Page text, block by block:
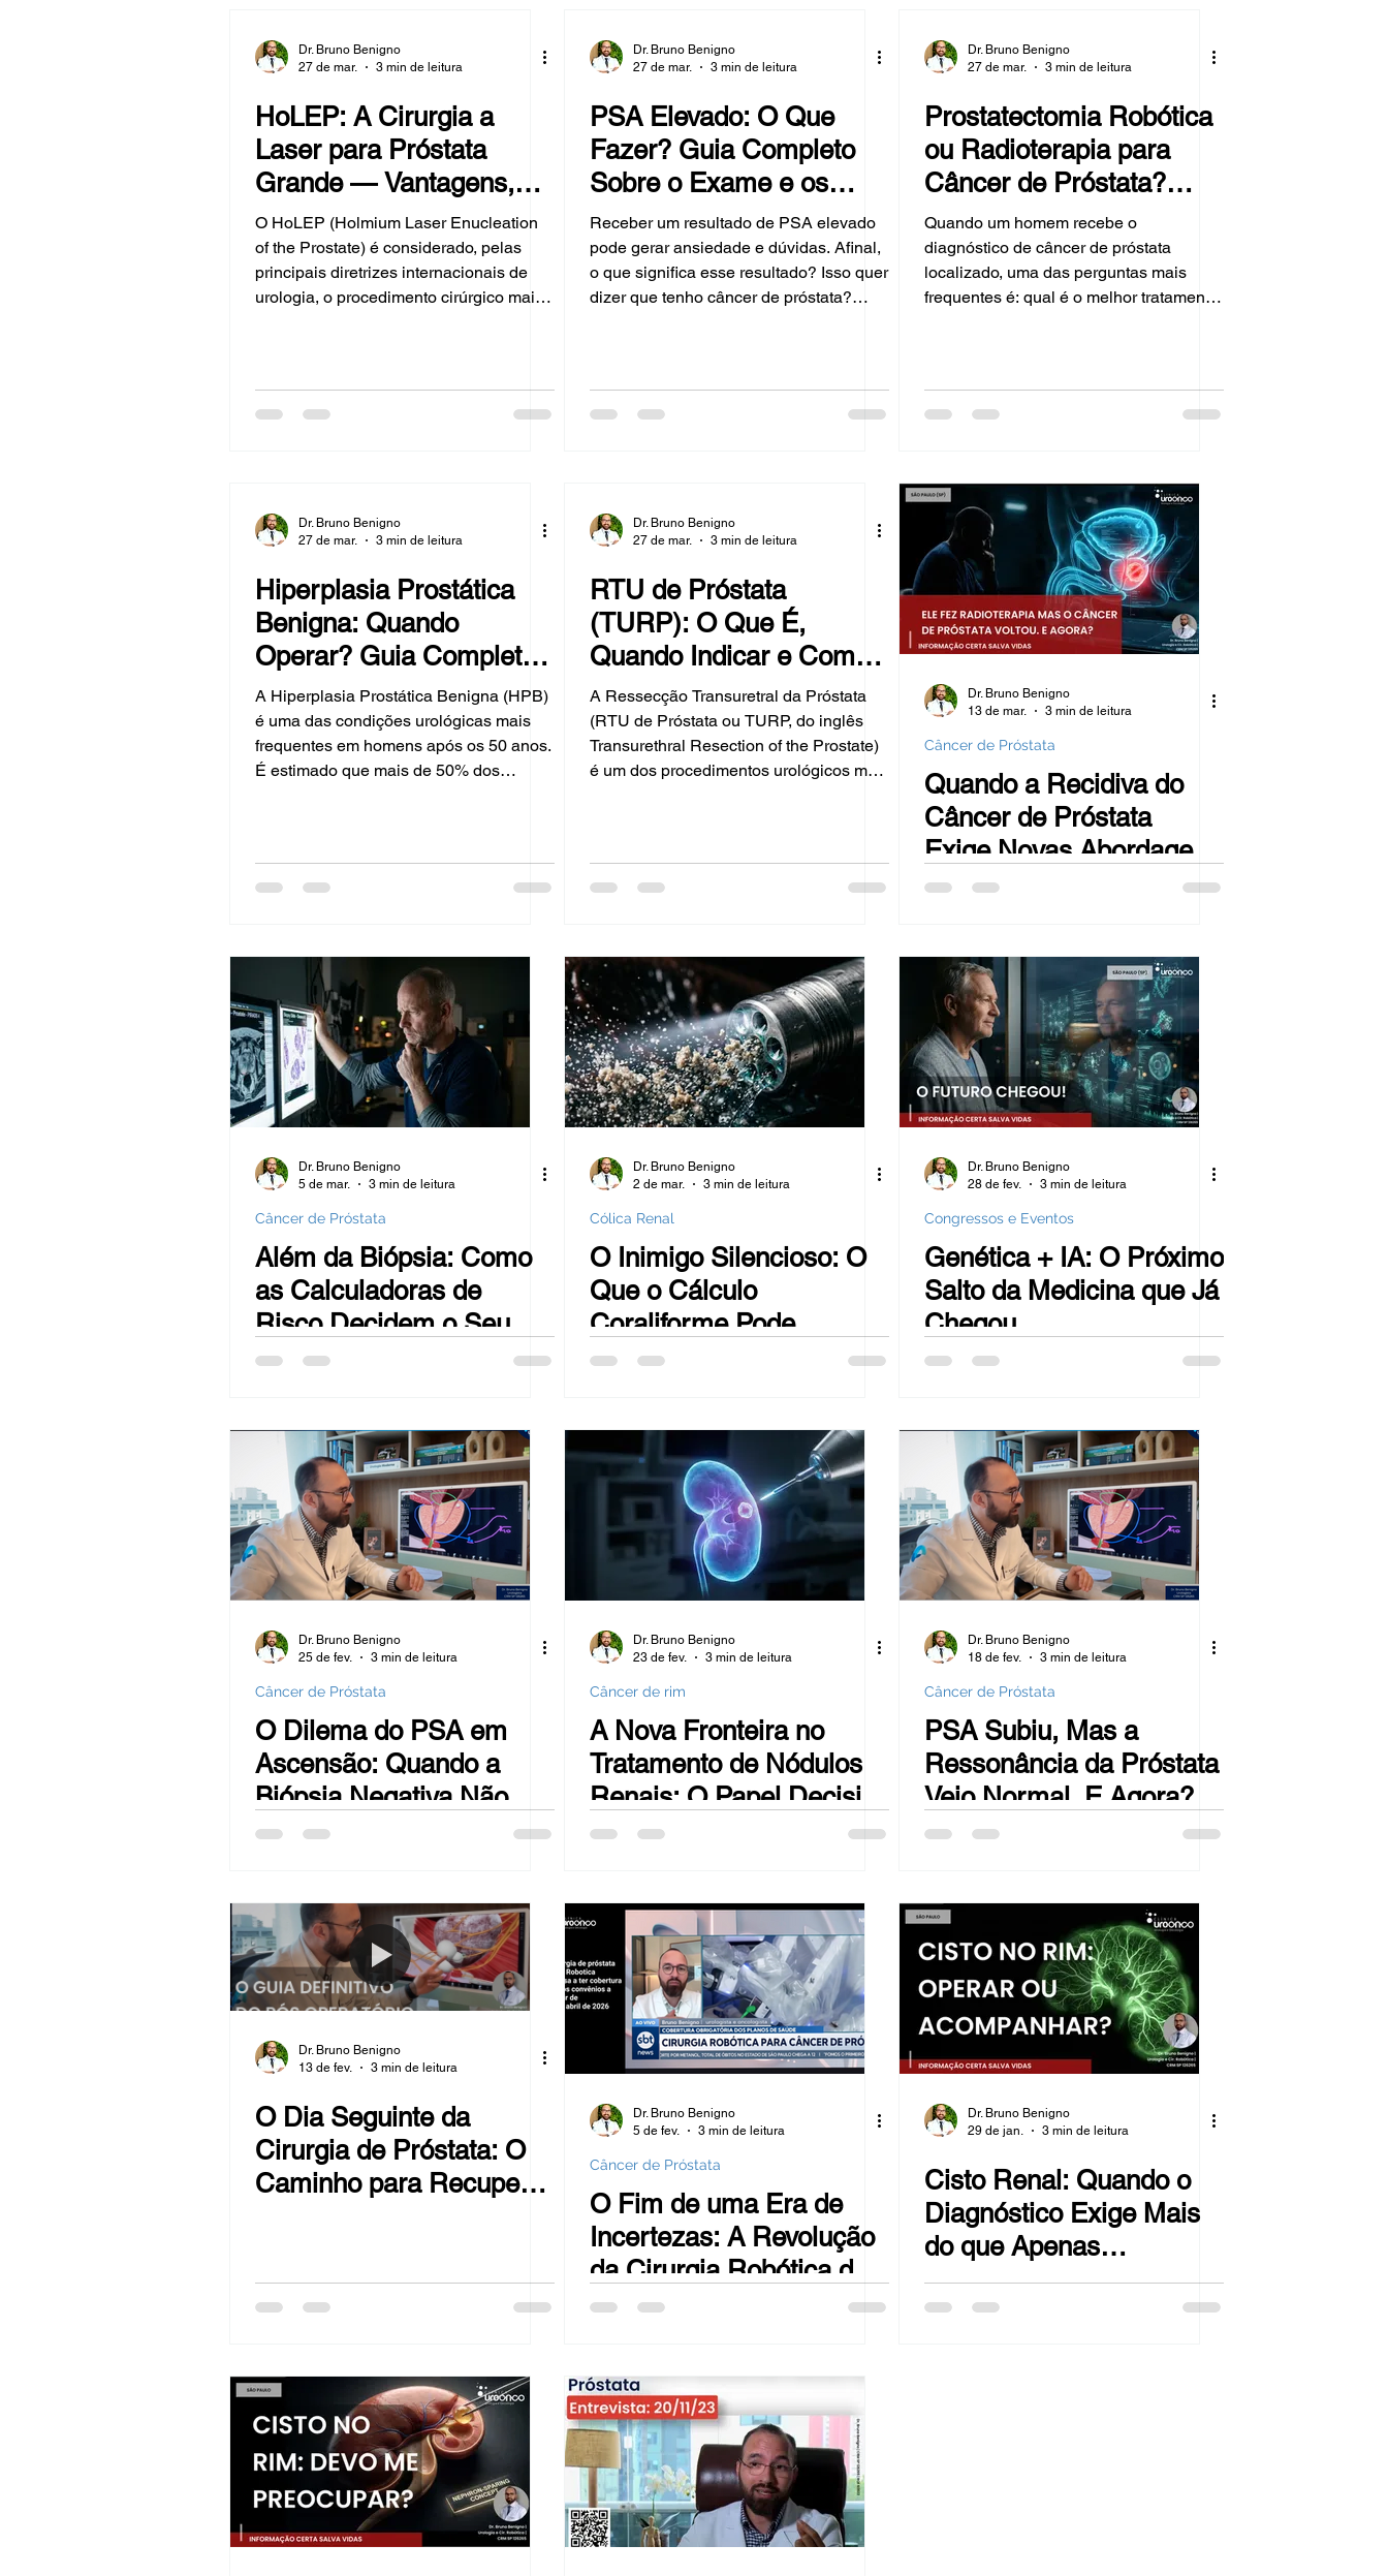
Reversão de Vasectomia imunoterapia Câncer de rim
Dr. Bruno Benigno
27 de mar.
3 min de leitura
HoLEP: A Cirurgia a
Laser para Próstata
Grande — Vantagens,
Indicações e
Comparação com o
Rezum
O HoLEP (Holmium Laser Enucleation
of the Prostate) é considerado, pelas
principais diretrizes internacionais de
urologia, o procedimento cirúrgico mais
próstata. Neste artigo, o Dr. Bruno
Benigno, urologista especializado em
compara com o Rezum. O Que é o
Dr. Bruno Benigno
27 de mar.
3 min de leitura
PSA Elevado: O Que
Fazer? Guia Completo
Sobre o Exame e os
Próximos Passos
Receber um resultado de PSA elevado
pode gerar ansiedade e dúvidas. Afinal,
o que significa esse resultado? Isso quer
dizer que tenho câncer de próstata?
em São Paulo, responde as dúvidas
mais frequentes sobre o PSA de forma
próstata. Sua principal fu
Dr. Bruno Benigno
27 de mar.
3 min de leitura
Prostatectomia Robótica
ou Radioterapia para
Câncer de Próstata?
Entenda as Diferenças
Quando um homem recebe o
diagnóstico de câncer de próstata
localizado, uma das perguntas mais
frequentes é: qual é o melhor tratamento
urologista especializado em cirurgia
robótica e uro-oncologia em São Paulo,
científica. Visão Geral dos Dois
Tratamentos A Prostatectomia Radical
Robótica (PRR) con
Dr. Bruno Benigno
27 de mar.
3 min de leitura
Hiperplasia Prostática
Benigna: Quando
Operar? Guia Completo
para Pacientes
A Hiperplasia Prostática Benigna (HPB)
é uma das condições urológicas mais
frequentes em homens após os 50 anos.
É estimado que mais de 50% dos
urinários são graves o suficiente para
justificar uma cirurgia? O Dr. Bruno
responde essa dúvida tão comum. O
Que é a Hiperplasia Prostática Benigna?
A próstata é u
Dr. Bruno Benigno
27 de mar.
3 min de leitura
RTU de Próstata
(TURP): O Que É,
Quando Indicar e Como
Funciona
A Ressecção Transuretral da Próstata
(RTU de Próstata ou TURP, do inglês
Transurethral Resection of the Prostate)
é um dos procedimentos urológicos mais
Benigno, urologista especializado em
cirurgia minimamente invasiva, explica
resultados esperados. O Que é a RTU
de Próstata? A RTU de Próstata é um
proc
Dr. Bruno Benigno
13 de mar.
3 min de leitura
Câncer de Próstata
Quando a Recidiva do
Câncer de Próstata
Exige Novas Abordagens
em Cirurgia Robótica
Dr. Bruno Benigno
5 de mar.
3 min de leitura
Câncer de Próstata
Além da Biópsia: Como
as Calculadoras de
Risco Decidem o Seu
Futuro
Dr. Bruno Benigno
2 de mar.
3 min de leitura
Cólica Renal
O Inimigo Silencioso: O
Que o Cálculo
Coraliforme Pode
Ensinar Sobre a
Dr. Bruno Benigno
28 de fev.
3 min de leitura
Congressos e Eventos
Genética + IA: O Próximo
Salto da Medicina que Já
Chegou
Dr. Bruno Benigno
25 de fev.
3 min de leitura
Câncer de Próstata
O Dilema do PSA em
Ascensão: Quando a
Biópsia Negativa Não é a
Resposta Final
Dr. Bruno Benigno
23 de fev.
3 min de leitura
Câncer de rim
A Nova Fronteira no
Tratamento de Nódulos
Renais: O Papel Decisivo
da Tecnologia Robótica
Dr. Bruno Benigno
18 de fev.
3 min de leitura
Câncer de Próstata
PSA Subiu, Mas a
Ressonância da Próstata
Veio Normal. E Agora?
Dr. Bruno Benigno
13 de fev.
3 min de leitura
O Dia Seguinte da
Cirurgia de Próstata: O
Caminho para Recuperar
Dr. Bruno Benigno
5 de fev.
3 min de leitura
Câncer de Próstata
O Fim de uma Era de
Incertezas: A Revolução
da Cirurgia Robótica de
Próstata Agora ao
Dr. Bruno Benigno
29 de jan.
3 min de leitura
Cisto Renal: Quando o
Diagnóstico Exige Mais
do que Apenas
Observação